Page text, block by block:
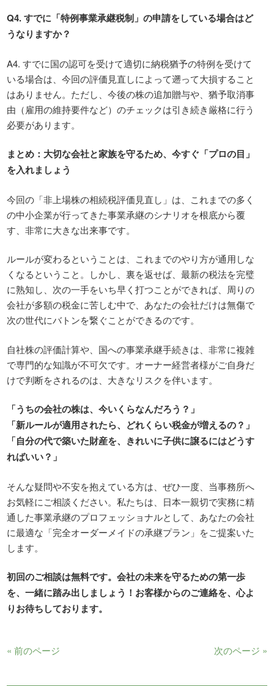
Q4.すでに「特例事業承継税制」の申請をしている場合はど
うなりますか？
A4. すでに国の認可を受けて適切に納税猶予の特例を受けて
いる場合は、今回の評価見直しによって遡って大損すること
はありません。ただし、今後の株の追加贈与や、猶予取消事
由（雇用の維持要件など）のチェックは引き続き厳格に行う
必要があります。
まとめ：大切な会社と家族を守るため、今すぐ「プロの目」
を入れましょう
今回の「非上場株の相続税評価見直し」は、これまでの多く
の中小企業が行ってきた事業承継のシナリオを根底から覆
す、非常に大きな出来事です。
ルールが変わるということは、これまでのやり方が通用しな
くなるということ。しかし、裏を返せば、最新の税法を完璧
に熟知し、次の一手をいち早く打つことができれば、周りの
会社が多額の税金に苦しむ中で、あなたの会社だけは無傷で
次の世代にバトンを繋ぐことができるのです。
自社株の評価計算や、国への事業承継手続きは、非常に複雑
で専門的な知識が不可欠です。オーナー経営者様がご自身だ
けで判断をされるのは、大きなリスクを伴います。
「うちの会社の株は、今いくらなんだろう？」
「新ルールが適用されたら、どれくらい税金が増えるの？」
「自分の代で築いた財産を、きれいに子供に譲るにはどうす
ればいい？」
そんな疑問や不安を抱えている方は、ぜひ一度、当事務所へ
お気軽にご相談ください。私たちは、日本一親切で実務に精
通した事業承継のプロフェッショナルとして、あなたの会社
に最適な「完全オーダーメイドの承継プラン」をご提案いた
します。
初回のご相談は無料です。会社の未来を守るための第一歩
を、一緒に踏み出しましょう！お客様からのご連絡を、心よ
りお待ちしております。
« 前のページ 次のページ »